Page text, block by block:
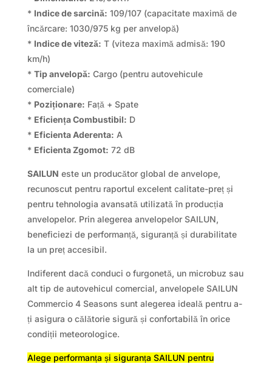
* Indice de sarcină: 109/107 (capacitate maximă de
încărcare: 1030/975 kg per anvelopă)
* Indice de viteză: T (viteza maximă admisă: 190
km/h)
* Tip anvelopă: Cargo (pentru autovehicule
comerciale)
* Poziționare: Față + Spate
* Eficiența Combustibil: D
* Eficienta Aderenta: A
* Eficienta Zgomot: 72 dB
SAILUN este un producător global de anvelope,
recunoscut pentru raportul excelent calitate-preț și
pentru tehnologia avansată utilizată în producția
anvelopelor. Prin alegerea anvelopelor SAILUN,
beneficiezi de performanță, siguranță și durabilitate
la un preț accesibil.
Indiferent dacă conduci o furgonetă, un microbuz sau
alt tip de autovehicul comercial, anvelopele SAILUN
Commercio 4 Seasons sunt alegerea ideală pentru a-
ți asigura o călătorie sigură și confortabilă în orice
condiții meteorologice.
Alege performanța și siguranța SAILUN pentru